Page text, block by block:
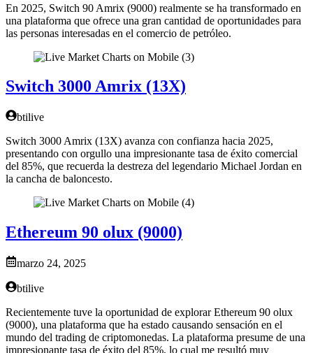
En 2025, Switch 90 Amrix (9000) realmente se ha transformado en
una plataforma que ofrece una gran cantidad de oportunidades para
las personas interesadas en el comercio de petróleo.
Switch 3000 Amrix (13X)
btilive
Switch 3000 Amrix (13X) avanza con confianza hacia 2025,
presentando con orgullo una impresionante tasa de éxito comercial
del 85%, que recuerda la destreza del legendario Michael Jordan en
la cancha de baloncesto.
Ethereum 90 olux (9000)
marzo 24, 2025
btilive
Recientemente tuve la oportunidad de explorar Ethereum 90 olux
(9000), una plataforma que ha estado causando sensación en el
mundo del trading de criptomonedas. La plataforma presume de una
impresionante tasa de éxito del 85%, lo cual me resultó muy